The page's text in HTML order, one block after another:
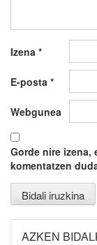
Izena *
E-posta *
Webgunea
Gorde nire izena,
komentatzen
AZKEN